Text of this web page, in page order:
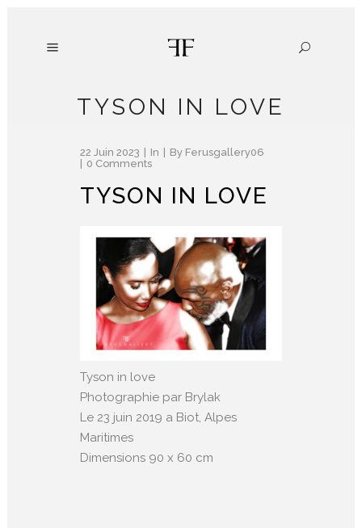
TYSON IN LOVE
22 Juin 2023 In By Ferusgallery06
0 Comments
TYSON IN LOVE
Tyson in love
Photographie par Brylak
Le 23 juin 2019 a Biot, Alpes
Maritimes
Dimensions 90 x 60 cm